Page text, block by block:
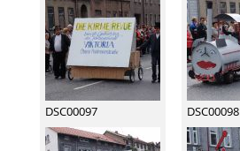
DSC00097 DSC00098